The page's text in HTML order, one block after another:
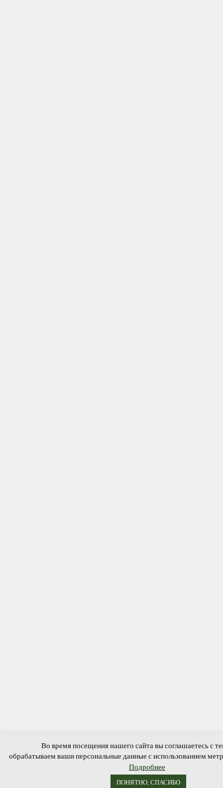
Во время посещения нашего сайта вы соглашаетесь с
обрабатываем ваши персональные данные с использованием
Подробнее
ПОНЯТНО, СПАСИБО